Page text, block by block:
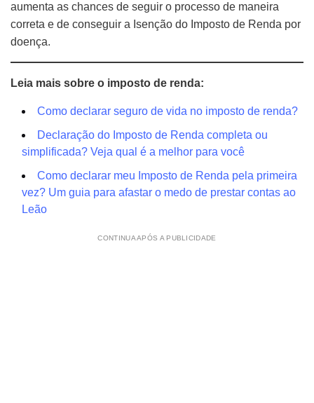
aumenta as chances de seguir o processo de maneira
correta e de conseguir a Isenção do Imposto de Renda por
doença.
Leia mais sobre o imposto de renda:
Como declarar seguro de vida no imposto de renda?
Declaração do Imposto de Renda completa ou
simplificada? Veja qual é a melhor para você
Como declarar meu Imposto de Renda pela primeira
vez? Um guia para afastar o medo de prestar contas ao
Leão
CONTINUA APÓS A PUBLICIDADE